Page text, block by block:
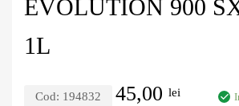
EVOLUTION 900
1L
Cod: 194832 45,00 lei